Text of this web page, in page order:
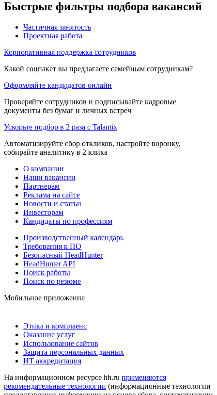
Быстрые фильтры подбора вакансий
Частичная занятость
Проектная работа
Корпоративная поддержка сотрудников
Какой соцпакет вы предлагаете семейным сотрудникам?
Оформляйте кандидатов онлайн
Проверяйте сотрудников и подписывайте кадровые
документы без бумаг и личных встреч
Ускорьте подбор в 2 раза с Talantix
Автоматизируйте сбор откликов, настройте воронку,
собирайте аналитику в 2 клика
О компании
Наши вакансии
Партнерам
Реклама на сайте
Новости и статьи
Инвесторам
Кандидаты по профессиям
Производственный календарь
Требования к ПО
Безопасный HeadHunter
HeadHunter API
Поиск работы
Поиск по резюме
Мобильное приложение
Этика и комплаенс
Оказание услуг
Использование сайтов
Защита персональных данных
ИТ аккредитация
На информационном ресурсе hh.ru применяются
рекомендательные технологии (информационные технологии